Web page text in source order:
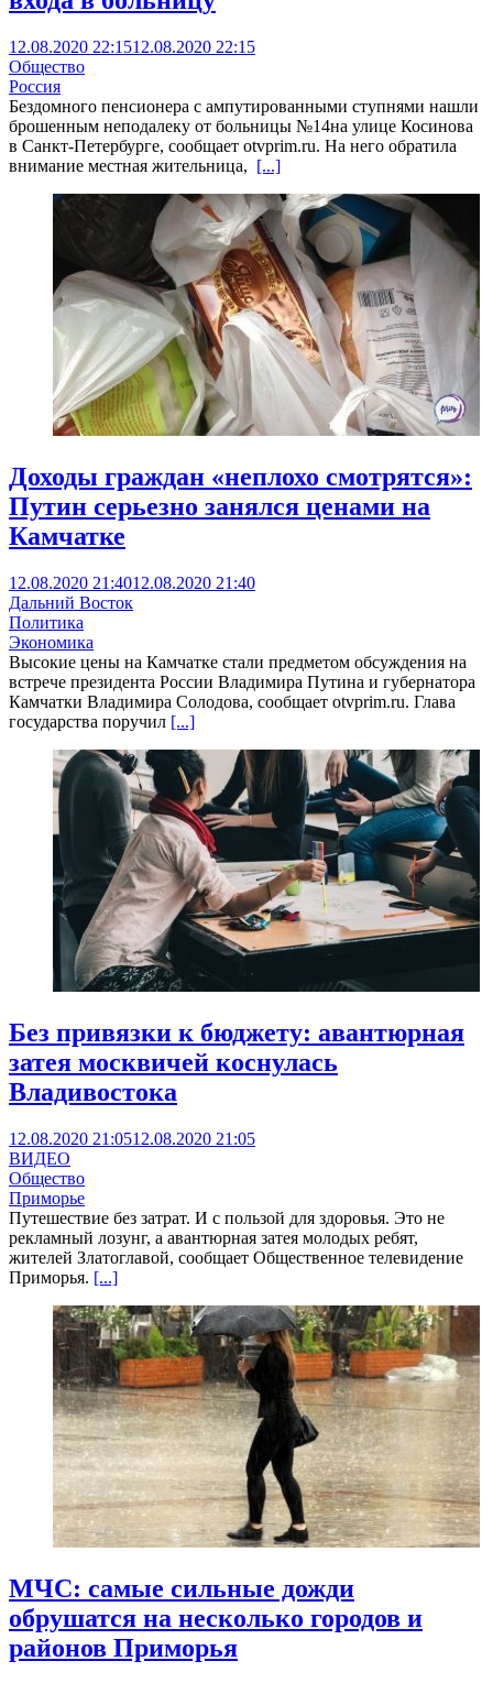
12.08.2020 22:1512.08.2020 22:15
Общество
Россия
Бездомного пенсионера с ампутированными ступнями нашли
брошенным неподалеку от больницы №14на улице Косинова
в Санкт-Петербурге, сообщает otvprim.ru. На него обратила
внимание местная жительница, [...]
Доходы граждан «неплохо смотрятся»:
Путин серьезно занялся ценами на
Камчатке
12.08.2020 21:4012.08.2020 21:40
Дальний Восток
Политика
Экономика
Высокие цены на Камчатке стали предметом обсуждения на
встрече президента России Владимира Путина и губернатора
Камчатки Владимира Солодова, сообщает otvprim.ru. Глава
государства поручил [...]
Без привязки к бюджету: авантюрная
затея москвичей коснулась
Владивостока
12.08.2020 21:0512.08.2020 21:05
ВИДЕО
Общество
Приморье
Путешествие без затрат. И с пользой для здоровья. Это не
рекламный лозунг, а авантюрная затея молодых ребят,
жителей Златоглавой, сообщает Общественное телевидение
Приморья. [...]
МЧС: cамые сильные дожди
обрушатся на несколько городов и
районов Приморья